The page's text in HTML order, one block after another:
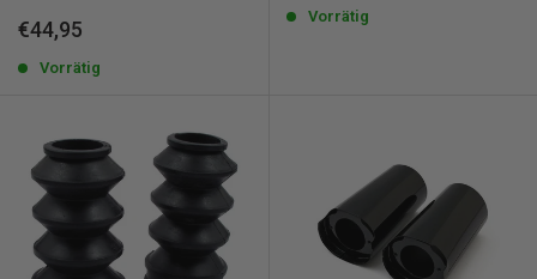
Sonderpreis
€44,95
Vorrätig
Vorrätig